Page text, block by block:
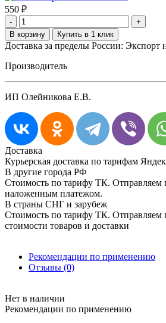
550 ₽
- +
Доставка за пределы России: Экспорт
Производитель
ИП Олейникова Е.В.
Доставка
Курьерская доставка по тарифам
В другие города РФ
Стоимость по тарифу ТК. Отправляем
наложенным платежом.
В страны СНГ и зарубеж
Стоимость по тарифу ТК. Отправляем
стоимости товаров и доставки
Рекомендации по применению
Отзывы (0)
Нет в наличии
Рекомендации по применению